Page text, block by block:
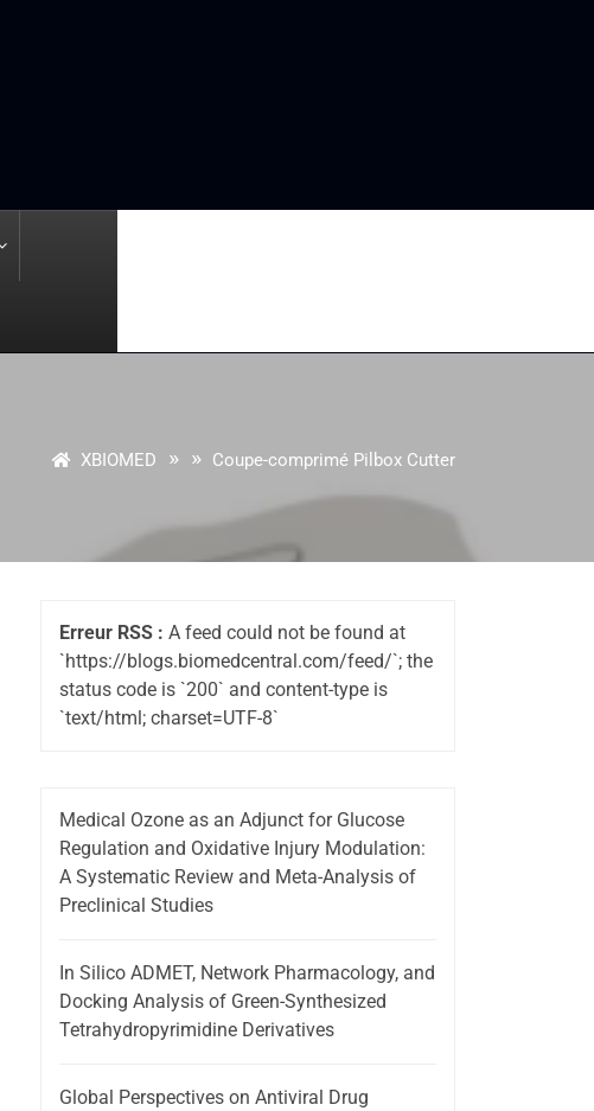
XBIOMED » » Coupe-comprimé Pilbox Cutter
Erreur RSS : A feed could not be found at
`https://blogs.biomedcentral.com/feed/`; the
status code is `200` and content-type is
`text/html; charset=UTF-8`
Medical Ozone as an Adjunct for Glucose
Regulation and Oxidative Injury Modulation:
A Systematic Review and Meta-Analysis of
Preclinical Studies
In Silico ADMET, Network Pharmacology, and
Docking Analysis of Green-Synthesized
Tetrahydropyrimidine Derivatives
Global Perspectives on Antiviral Drug